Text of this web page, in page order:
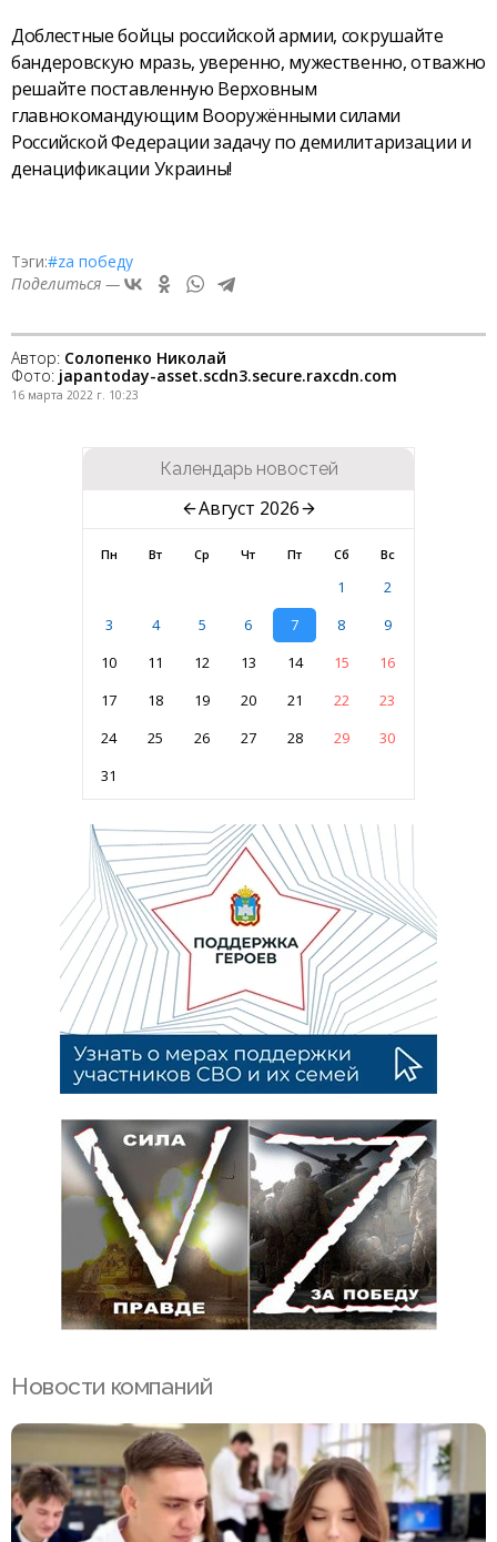
Доблестные бойцы российской армии, сокрушайте
бандеровскую мразь, уверенно, мужественно, отважно
решайте поставленную Верховным
главнокомандующим Вооружёнными силами
Российской Федерации задачу по демилитаризации и
денацификации Украины!
Тэги:#zа победу
Поделиться —
Автор: Солопенко Николай
Фото: japantoday-asset.scdn3.secure.raxcdn.com
16 марта 2022 г. 10:23
Календарь новостей
Август 2026
Пн Вт Ср Чт Пт Сб Вс
1
2
3
4 5 6 7 8
9
10
11 12 13 14 15
16
17
18 19 20 21 22
23
24
25 26 27 28 29
30
31
Новости компаний